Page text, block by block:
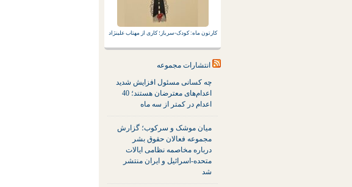
کارتون ماه: کودک-سرباز؛ کاری از مهتاب علینژاد
انتشارات مجموعه
چه کسانی مسئول افزایش شدید
اعدام‌های معترضان هستند؛ 40
اعدام در کمتر از سه ماه
میان موشک و سرکوب؛ گزارش
مجموعه فعالان حقوق بشر
درباره مخاصمه نظامی ایالات
متحده-اسرائیل و ایران منتشر
شد